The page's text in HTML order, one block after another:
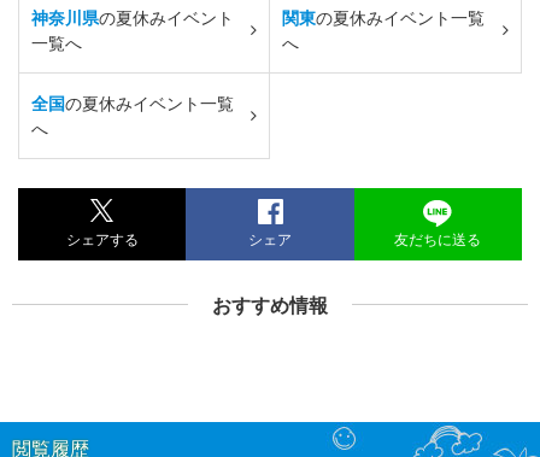
神奈川県の夏休みイベント
一覧へ
関東の夏休みイベント一覧
へ
全国の夏休みイベント一覧
へ
シェアする シェア 友だちに送る
おすすめ情報
閲覧履歴